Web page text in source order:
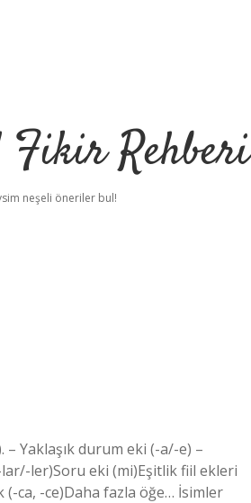
Fikir Rehberi
neşeli öneriler bul!
Yaklaşık durum eki (-a/-e) –
ler)Soru eki (mi)Eşitlik fiil ekleri
(-ca, -ce)Daha fazla öğe… İsimler